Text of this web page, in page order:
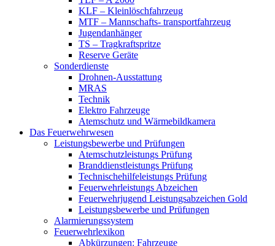
KLF – Kleinlöschfahrzeug
MTF – Mannschafts- transportfahrzeug
Jugendanhänger
TS – Tragkraftspritze
Reserve Geräte
Sonderdienste
Drohnen-Ausstattung
MRAS
Technik
Elektro Fahrzeuge
Atemschutz und Wärmebildkamera
Das Feuerwehrwesen
Leistungsbewerbe und Prüfungen
Atemschutzleistungs Prüfung
Branddienstleistungs Prüfung
Technischehilfeleistungs Prüfung
Feuerwehrleistungs Abzeichen
Feuerwehrjugend Leistungsabzeichen Gold
Leistungsbewerbe und Prüfungen
Alarmierungssystem
Feuerwehrlexikon
Abkürzungen: Fahrzeuge